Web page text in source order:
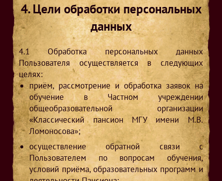
4. Цели обработки персональных
данных
4.1 Обработка персональных данных
Пользователя осуществляется в следующих
целях:
приём, рассмотрение и обработка заявок на
обучение в Частном учреждении
общеобразовательной организации
«Классический пансион МГУ имени М.В.
Ломоносова»;
осуществление обратной связи с
Пользователем по вопросам обучения,
условий приёма, образовательных программ и